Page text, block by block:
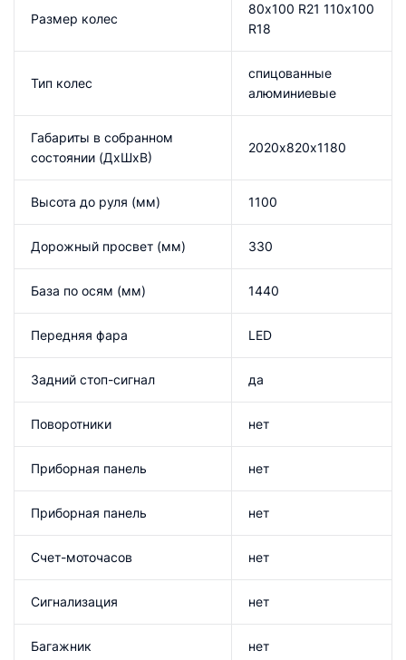
Размер колес
80х100 R21 110х100
R18
Тип колес
спицованные
алюминиевые
Габариты в собранном
состоянии (ДхШхВ)
2020х820х1180
Высота до руля (мм) 1100
Дорожный просвет (мм) 330
База по осям (мм) 1440
Передняя фара LED
Задний стоп-сигнал да
Поворотники нет
Приборная панель нет
Приборная панель нет
Счет-моточасов нет
Сигнализация нет
Багажник нет